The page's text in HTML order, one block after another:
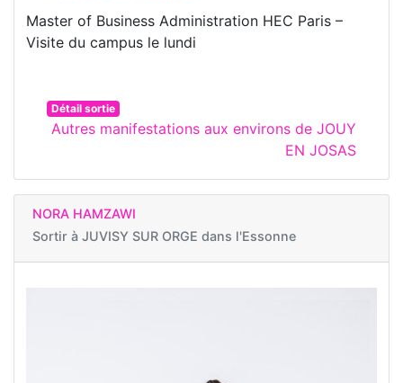
Master of Business Administration HEC Paris –
Visite du campus le lundi
Détail sortie
Autres manifestations aux environs de JOUY
EN JOSAS
NORA HAMZAWI
Sortir à JUVISY SUR ORGE dans l'Essonne